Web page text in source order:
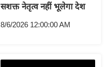
सशक्त नेतृत्व नहीं भूलेगा देश
8/6/2026 12:00:00 AM